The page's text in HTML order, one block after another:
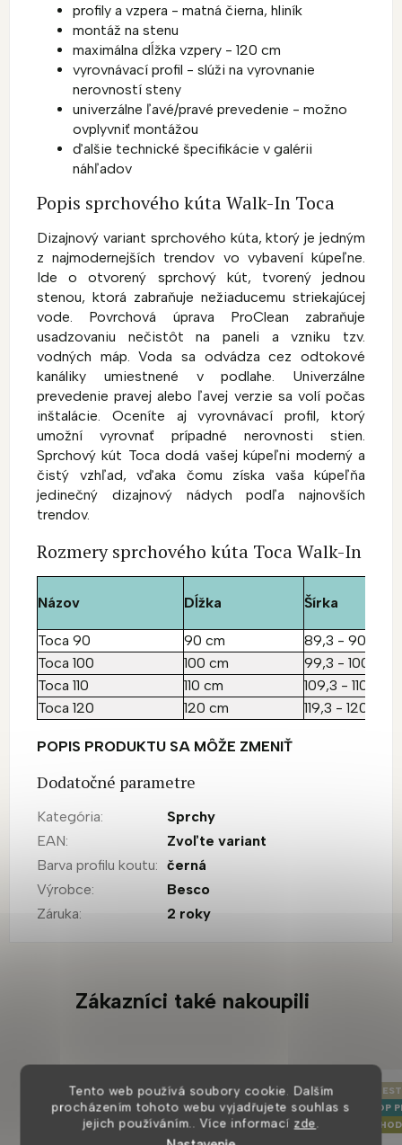
Tento web používá soubory cookie. Dalším
procházením tohoto webu vyjadřujete souhlas s
jejich používáním.. Více informací zde.
profily a vzpera - matná čierna, hliník
montáž na stenu
maximálna dĺžka vzpery - 120 cm
vyrovnávací profil - slúži na vyrovnanie
nerovností steny
univerzálne ľavé/pravé prevedenie - možno
ovplyvniť montážou
ďalšie technické špecifikácie v galérii
náhľadov
Popis sprchového kúta Walk-In Toca
Dizajnový variant sprchového kúta, ktorý je jedným
z najmodernejších trendov vo vybavení kúpeľne.
Ide o otvorený sprchový kút, tvorený jednou
stenou, ktorá zabraňuje nežiaducemu striekajúcej
vode. Povrchová úprava ProClean zabraňuje
usadzovaniu nečistôt na paneli a vzniku tzv.
vodných máp. Voda sa odvádza cez odtokové
kanáliky umiestnené v podlahe. Univerzálne
prevedenie pravej alebo ľavej verzie sa volí počas
inštalácie. Oceníte aj vyrovnávací profil, ktorý
umožní vyrovnať prípadné nerovnosti stien.
Sprchový kút Toca dodá vašej kúpeľni moderný a
čistý vzhľad, vďaka čomu získa vaša kúpeľňa
jedinečný dizajnový nádych podľa najnovších
trendov.
Rozmery sprchového kúta Toca Walk-In
Názov Dĺžka Šírka
Toca 90 90 cm
89,3 - 90,3 cm
Toca 100
100 cm
99,3 - 100,3
Toca 110
110 cm
109,3 - 110,3 cm
Toca 120
120 cm 119,3 - 120,3 cm
POPIS PRODUKTU SA MÔŽE ZMENIŤ
Dodatočné parametre
Kategória:
Sprchy
EAN:
Zvoľte variant
Barva profilu koutu: černá
Výrobce:
Besco
Záruka: 2 roky
Zákazníci také nakoupili
BESTSELLER
TOP PRODUKT
U NÁS K VIDĚNÍ
TOP